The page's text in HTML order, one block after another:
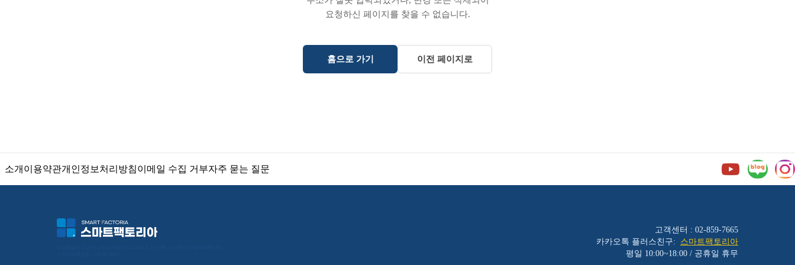
요청하신 페이지를 찾을 수 없습니다.
홈으로 가기 이전 페이지로
소개 이용약관개인정보처리방침이메일 수집 거부자주 묻는 질문
고객센터 : 02-859-7665
카카오톡 플러스친구:
스마트팩토리아
평일 10:00~18:00 / 공휴일 휴무